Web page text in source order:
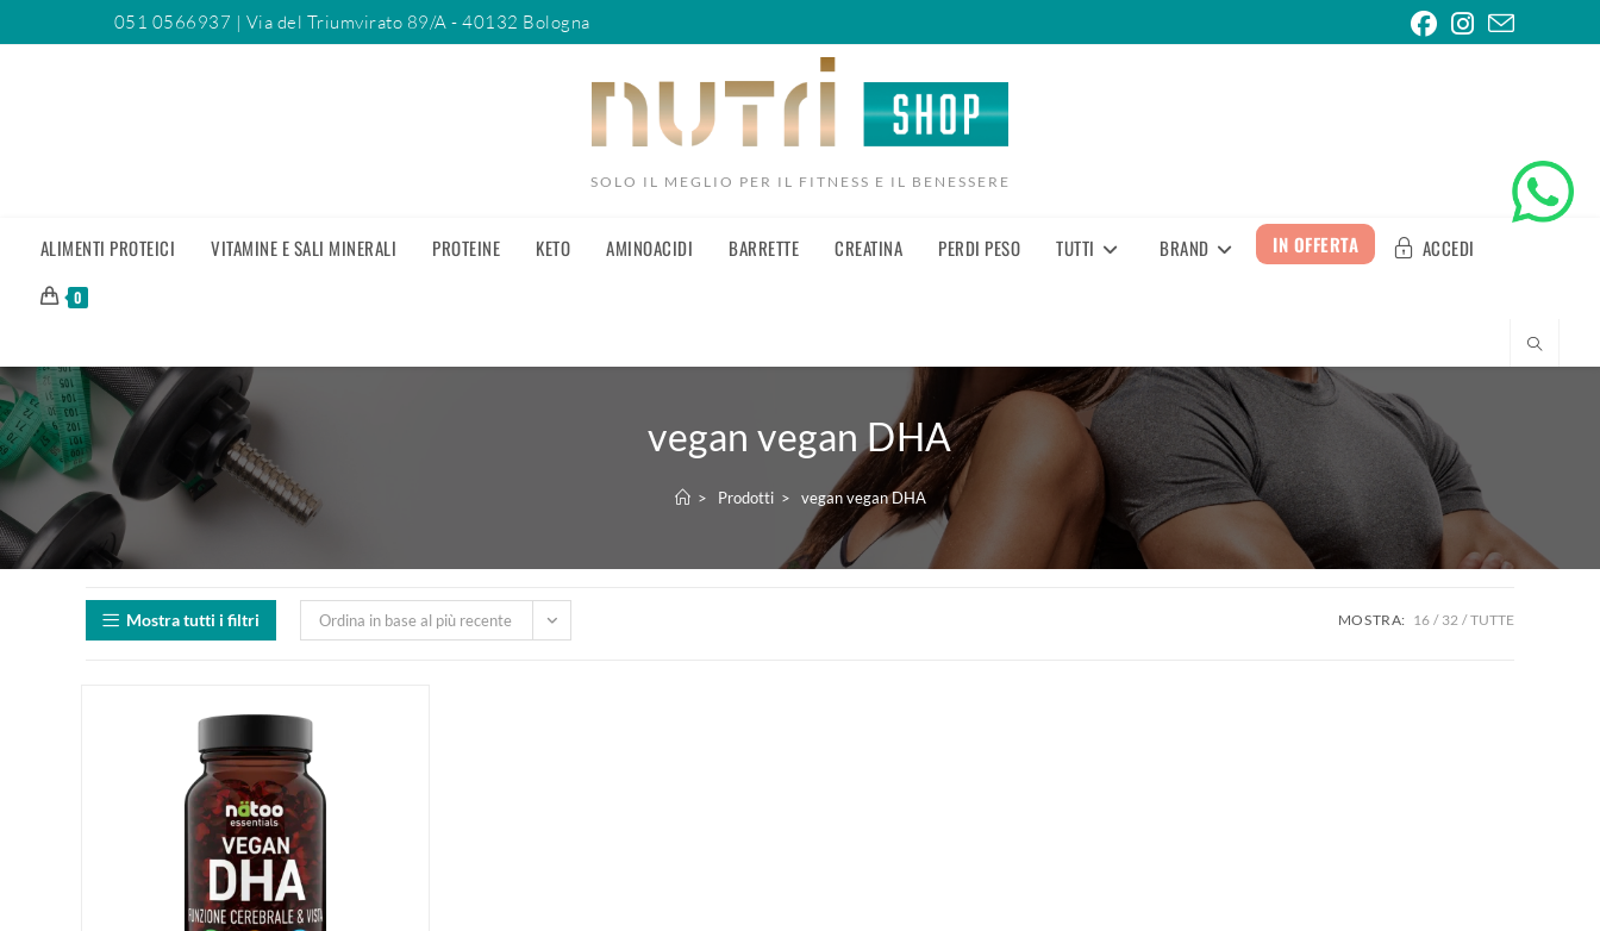
051 0566937 | Via del Triumvirato 89/A - 40132 Bologna
SOLO IL MEGLIO PER IL FITNESS E IL BENESSERE
ALIMENTI PROTEICI VITAMINE E SALI MINERALI PROTEINE KETO AMINOACIDI BARRETTE CREATINA PERDI PESO TUTTI BRAND IN OFFERTA ACCEDI
0
vegan vegan DHA
> Prodotti > vegan vegan DHA
Mostra tutti i filtri Ordina in base al più recente MOSTRA: 16 32 TUTTE